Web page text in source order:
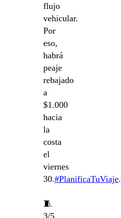
flujo
vehicular.
Por
eso,
habrá
peaje
rebajado
a
$1.000
hacia
la
costa
el
viernes
30.#PlanificaTuViaje.
🧵
3/5